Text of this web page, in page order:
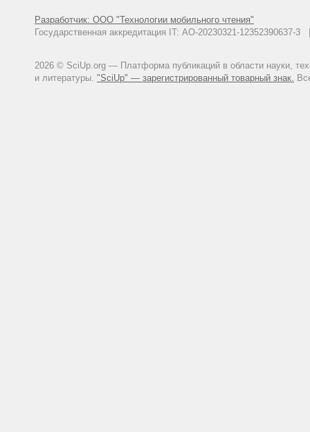
Разработчик: ООО "Технологии мобильного чтения"
Государственная аккредитация IT: АО-20230321-
2026 © SciUp.org — Платформа публикаций в области науки,
и литературы. "SciUp" — зарегистрированный товарный знак.